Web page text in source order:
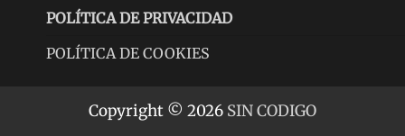
POLÍTICA DE PRIVACIDAD
POLÍTICA DE COOKIES
Copyright © 2026 SIN CODIGO